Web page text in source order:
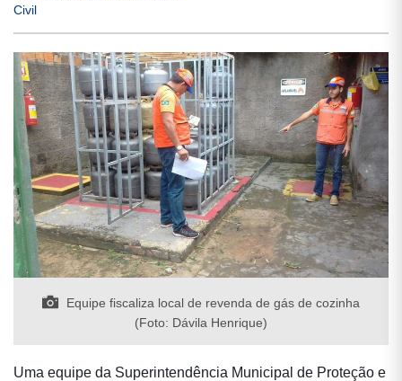
Civil
Equipe fiscaliza local de revenda de gás de cozinha
(Foto: Dávila Henrique)
Uma equipe da Superintendência Municipal de Proteção e